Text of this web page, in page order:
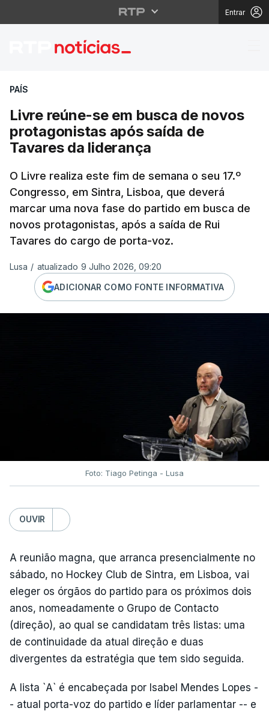
Entrar
Livre reúne-se em
PAÍS
Livre reúne-se em busca de novos
protagonistas após saída de
Tavares da liderança
O Livre realiza este fim de semana o seu 17.º
Congresso, em Sintra, Lisboa, que deverá
marcar uma nova fase do partido em busca de
novos protagonistas, após a saída de Rui
Tavares do cargo de porta-voz.
Lusa / atualizado 9 Julho 2026, 09:20
ADICIONAR COMO FONTE INFORMATIVA
Foto: Tiago Petinga - Lusa
OUVIR
A reunião magna, que arranca presencialmente no
sábado, no Hockey Club de Sintra, em Lisboa, vai
eleger os órgãos do partido para os próximos dois
anos, nomeadamente o Grupo de Contacto
(direção), ao qual se candidatam três listas: uma
de continuidade da atual direção e duas
divergentes da estratégia que tem sido seguida.
A lista `A` é encabeçada por Isabel Mendes Lopes -
- atual porta-voz do partido e líder parlamentar -- e